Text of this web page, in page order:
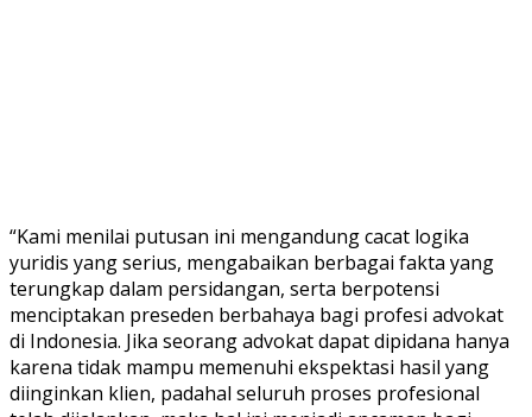
“Kami menilai putusan ini mengandung cacat logika
yuridis yang serius, mengabaikan berbagai fakta yang
terungkap dalam persidangan, serta berpotensi
menciptakan preseden berbahaya bagi profesi advokat
di Indonesia. Jika seorang advokat dapat dipidana hanya
karena tidak mampu memenuhi ekspektasi hasil yang
diinginkan klien, padahal seluruh proses profesional